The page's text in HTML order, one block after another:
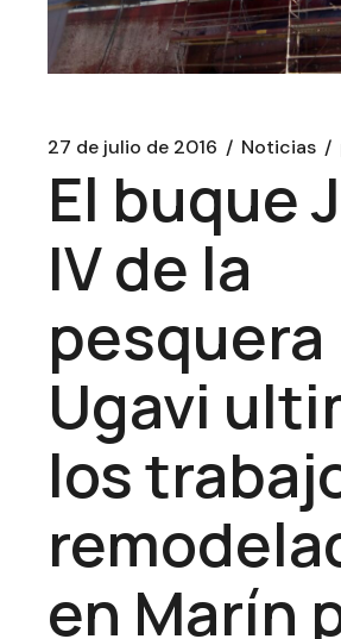
27 de julio de 2016 Noticias
El buque
IV de la
pesquera
Ugavi
los
en Marín